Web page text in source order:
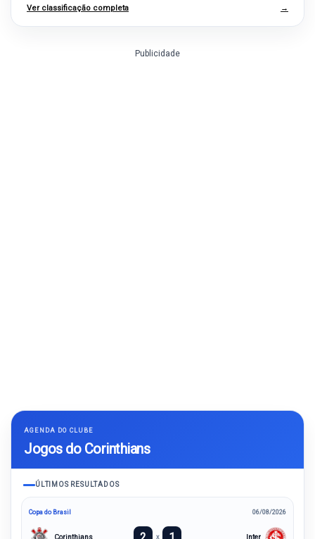
Ver classificação completa →
Publicidade
AGENDA DO CLUBE
Jogos do Corinthians
ÚLTIMOS RESULTADOS
Copa do Brasil 06/08/2026
Corinthians x Inter